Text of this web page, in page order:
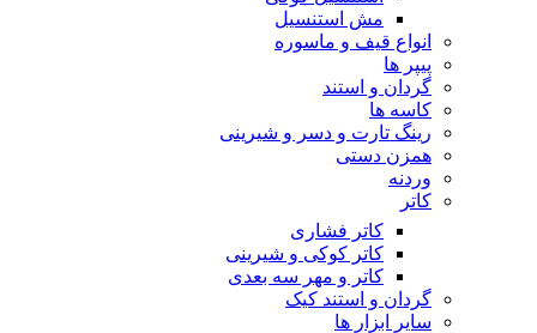
مش استنسیل
انواع قیف و ماسوره
پیپر ها
گردان و استند
کاسه ها
رینگ تارت و دسر و شیرینی
همزن دستی
وردنه
کاتر
کاتر فشاری
کاتر کوکی و شیرینی
کاتر و مهر سه بعدی
گردان و استند کیک
سایر ابزار ها